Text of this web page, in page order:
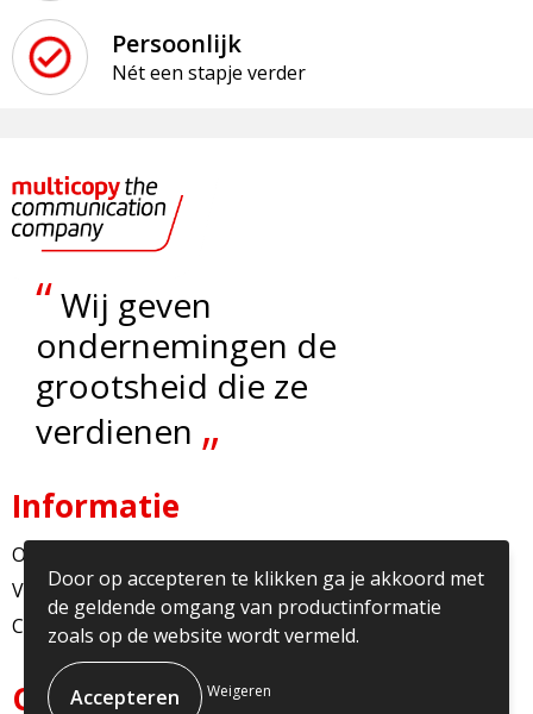
Persoonlijk
Nét een stapje verder
“Wij geven
ondernemingen de
grootsheid die ze
verdienen „
Informatie
Over ons
Veelgestelde vragen
Contact
Contact
Door op accepteren te klikken ga je akkoord met
de geldende omgang van productinformatie
zoals op de website wordt vermeld.
Weigeren